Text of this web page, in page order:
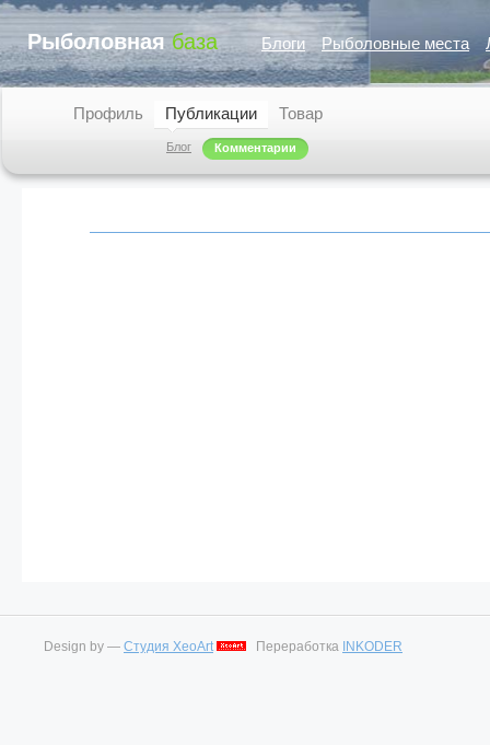
Рыболовная база Блоги Рыболовные места
Профиль Публикации
Блог Комментарии
Товар
Design by — Студия XeoArt Переработка INKODER